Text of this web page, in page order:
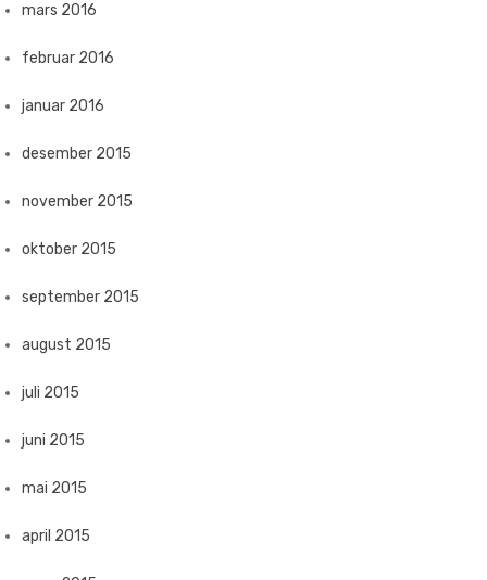
mars 2016
februar 2016
januar 2016
desember 2015
november 2015
oktober 2015
september 2015
august 2015
juli 2015
juni 2015
mai 2015
april 2015